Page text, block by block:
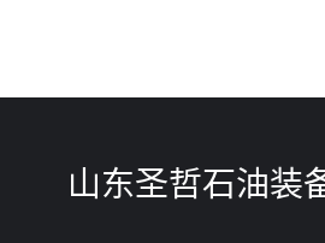
山东圣哲石油装